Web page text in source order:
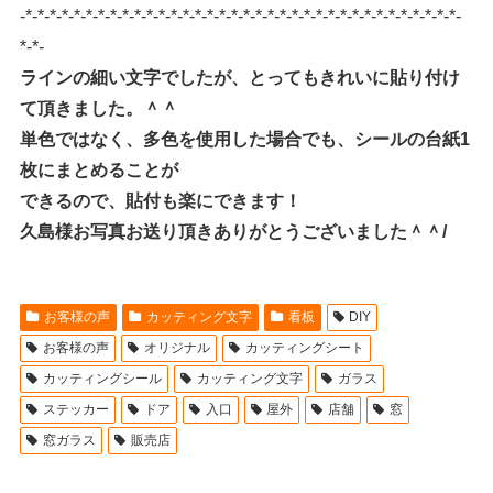
-*-*-*-*-*-*-*-*-*-*-*-*-*-*-*-*-*-*-*-*-*-*-*-*-*-*-*-*-*-*-*-*-*-*-*-*-
*-*-
ラインの細い文字でしたが、とってもきれいに貼り付け
て頂きました。＾＾
単色ではなく、多色を使用した場合でも、シールの台紙1
枚にまとめることが
できるので、貼付も楽にできます！
久島様お写真お送り頂きありがとうございました＾＾/
お客様の声 カッティング文字 看板
DIY
お客様の声
オリジナル
カッティングシート
カッティングシール
カッティング文字
ガラス
ステッカー
ドア 入口 屋外 店舗
窓
窓ガラス
販売店